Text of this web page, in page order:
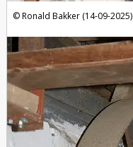
Ronald Bakker (14-09-2025)